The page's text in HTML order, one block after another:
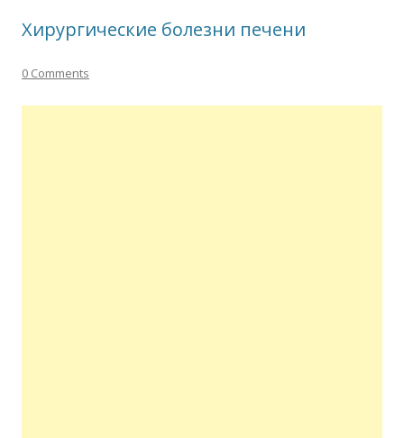
Хирургические болезни печени
0 Comments